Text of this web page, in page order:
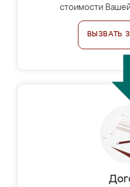
стоимости
ВЫЗВАТЬ